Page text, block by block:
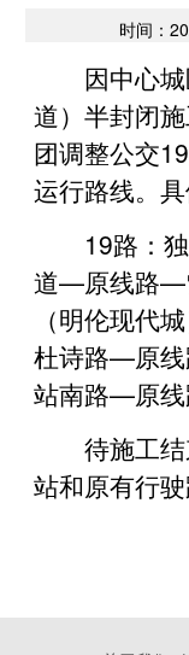
时间：
因中心
道）半封闭
团调整公交
运行路线。
19路：
道—原线路—
（明伦现代
杜诗路—原
站南路—原线
待施工
站和原有行驶